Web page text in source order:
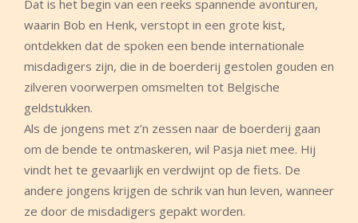
Dat is het begin van een reeks spannende avonturen,
waarin Bob en Henk, verstopt in een grote kist,
ontdekken dat de spoken een bende internationale
misdadigers zijn, die in de boerderij gestolen gouden en
zilveren voorwerpen omsmelten tot Belgische
geldstukken.
Als de jongens met z’n zessen naar de boerderij gaan
om de bende te ontmaskeren, wil Pasja niet mee. Hij
vindt het te gevaarlijk en verdwijnt op de fiets. De
andere jongens krijgen de schrik van hun leven, wanneer
ze door de misdadigers gepakt worden.